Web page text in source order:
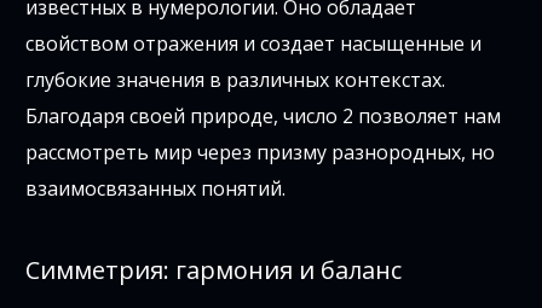
известных в нумерологии. Оно обладает
свойством отражения и создает насыщенные и
глубокие значения в различных контекстах.
Благодаря своей природе, число 2 позволяет нам
рассмотреть мир через призму разнородных, но
взаимосвязанных понятий.
Симметрия: гармония и баланс